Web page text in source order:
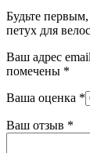
Будьте
петух для
Ваш адрес
помечены *
Ваша оценка *
Ваш отзыв *